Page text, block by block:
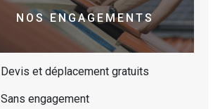
NOS ENGAGEMENTS
Devis et déplacement gratuits
Sans engagement